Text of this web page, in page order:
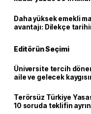
Daha yüksek emekli
avantajı: Dilekçe
Editörün Seçimi
Üniversite tercih
aile ve gelecek
Terörsüz Türkiye
10 soruda teklifin